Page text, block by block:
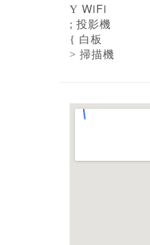
WiFi
投影機
白板
掃描機